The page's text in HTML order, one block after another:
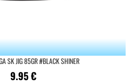
SK JIG 85GR #BLACK SHINER
9.95€